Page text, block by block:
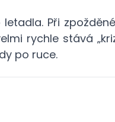
Při
rychle stává
po ruce.